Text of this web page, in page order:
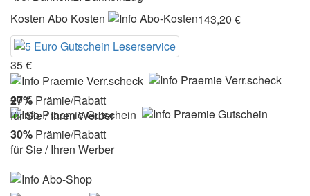
Kosten Abo Kosten 143,20 €
35 €
27% Prämie/Rabatt
für Sie / Ihren Werber
40 €
30% Prämie/Rabatt
für Sie / Ihren Werber